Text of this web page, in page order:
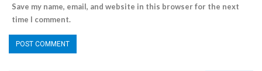
Save my name, email, and website in this browser for the next
time I comment.